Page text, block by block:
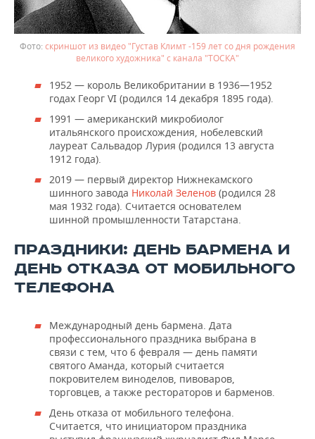
скриншот из видео "Густав Климт -159 лет со дня рождения
великого художника" с канала "ТОСКА"
1952 — король Великобритании в 1936—1952
годах Георг VI (родился 14 декабря 1895 года).
1991 — американский микробиолог
итальянского происхождения, нобелевский
лауреат Сальвадор Лурия (родился 13 августа
1912 года).
2019 — первый директор Нижнекамского
шинного завода Николай Зеленов (родился 28
мая 1932 года). Считается основателем
шинной промышленности Татарстана.
ПРАЗДНИКИ: ДЕНЬ БАРМЕНА И
ДЕНЬ ОТКАЗА ОТ МОБИЛЬНОГО
ТЕЛЕФОНА
Международный день бармена. Дата
профессионального праздника выбрана в
связи с тем, что 6 февраля — день памяти
святого Аманда, который считается
покровителем виноделов, пивоваров,
торговцев, а также рестораторов и барменов.
День отказа от мобильного телефона.
Считается, что инициатором праздника